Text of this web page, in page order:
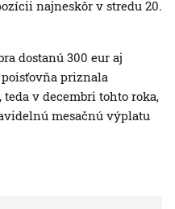
najneskôr v stredu 20.
dostanú 300 eur aj
priznala
v decembri tohto roka,
mesačnú výplatu